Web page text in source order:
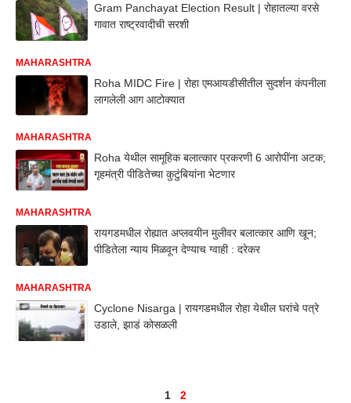
Gram Panchayat Election Result | रोहातल्या वरसे
गावात राष्ट्रवादीची सरशी
MAHARASHTRA
Roha MIDC Fire | रोहा एमआयडीसीतील सुदर्शन कंपनीला
लागलेली आग आटोक्यात
MAHARASHTRA
Roha येथील सामूहिक बलात्कार प्रकरणी 6 आरोपींना अटक;
गृहमंत्री पीडितेच्या कुटुंबियांना भेटणार
MAHARASHTRA
रायगडमधील रोह्यात अप्लवयीन मुलीवर बलात्कार आणि खून;
पीडितेला न्याय मिळवून देण्याच ग्वाही : दरेकर
MAHARASHTRA
Cyclone Nisarga | रायगडमधील रोहा येथील घरांचे पत्रे
उडाले, झाडं कोसळली
1 2